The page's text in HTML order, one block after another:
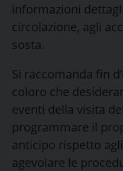
informazioni
circolazione, agli
sosta.
Si raccomanda fin
coloro che
eventi della visita
programmare il
anticipo rispetto
agevolare le